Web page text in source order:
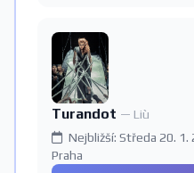
Turandot — Liù
Nejbližší: Středa 20. 1.
Praha